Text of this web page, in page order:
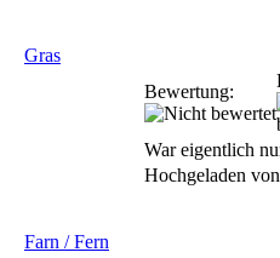
Gras
Bewertung:
War eigentlich
Hochgeladen
Farn / Fern